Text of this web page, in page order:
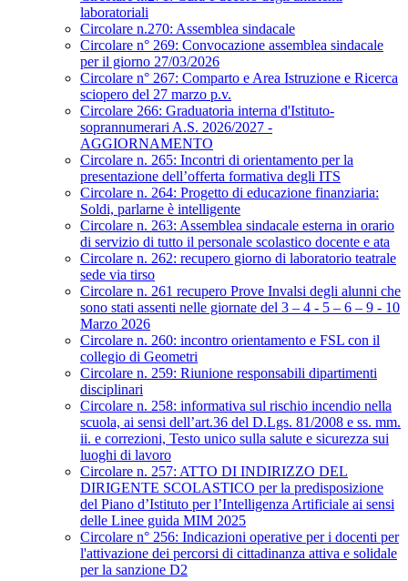
laboratoriali
Circolare n.270: Assemblea sindacale
Circolare n° 269: Convocazione assemblea sindacale
per il giorno 27/03/2026
Circolare n° 267: Comparto e Area Istruzione e Ricerca
sciopero del 27 marzo p.v.
Circolare 266: Graduatoria interna d'Istituto-
soprannumerari A.S. 2026/2027 -
AGGIORNAMENTO
Circolare n. 265: Incontri di orientamento per la
presentazione dell’offerta formativa degli ITS
Circolare n. 264: Progetto di educazione finanziaria:
Soldi, parlarne è intelligente
Circolare n. 263: Assemblea sindacale esterna in orario
di servizio di tutto il personale scolastico docente e ata
Circolare n. 262: recupero giorno di laboratorio teatrale
sede via tirso
Circolare n. 261 recupero Prove Invalsi degli alunni che
sono stati assenti nelle giornate del 3 – 4 - 5 – 6 – 9 - 10
Marzo 2026
Circolare n. 260: incontro orientamento e FSL con il
collegio di Geometri
Circolare n. 259: Riunione responsabili dipartimenti
disciplinari
Circolare n. 258: informativa sul rischio incendio nella
scuola, ai sensi dell’art.36 del D.Lgs. 81/2008 e ss. mm.
ii. e correzioni, Testo unico sulla salute e sicurezza sui
luoghi di lavoro
Circolare n. 257: ATTO DI INDIRIZZO DEL
DIRIGENTE SCOLASTICO per la predisposizione
del Piano d’Istituto per l’Intelligenza Artificiale ai sensi
delle Linee guida MIM 2025
Circolare n° 256: Indicazioni operative per i docenti per
l'attivazione dei percorsi di cittadinanza attiva e solidale
per la sanzione D2